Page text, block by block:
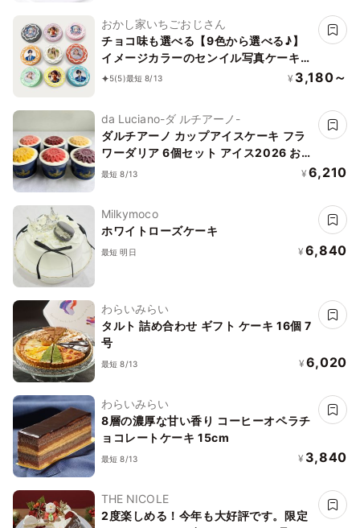
おかし家いちごおじさん
チョコ味も選べる【9色から選べる♪】
イメージカラーのセンイル写真ケーキ
ライン 3号 1～2名様向け
5(5)最短 8/13 ¥ 3,180～
da Luciano-ダ ルチアーノ-
ダルチアーノ カップアイスケーキ フラ
ワーダリア 6個セット アイス2026 お中
元2026
最短 8/13 ¥ 6,210
Milkymoco
ホワイトローズケーキ
最短 明日 ¥ 6,840
わらいみらい
タルト 詰め合わせ ギフト ケーキ 16個 7
号
最短 8/13 ¥ 6,020
わらいみらい
8層の濃厚な甘い香り コーヒーオペラチ
ョコレートケーキ 15cm
最短 8/13 ¥ 3,840
THE NICOLE
2度楽しめる！今年も大好評です。限定